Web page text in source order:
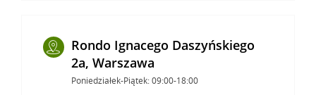
Rondo Ignacego Daszyńskiego
2a, Warszawa
Poniedziałek-Piątek: 09:00-18:00